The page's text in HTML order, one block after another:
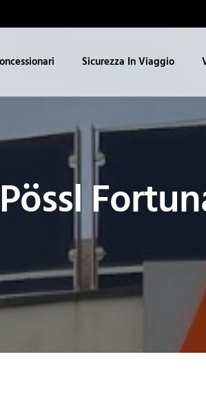
Sicurezza In Viaggio